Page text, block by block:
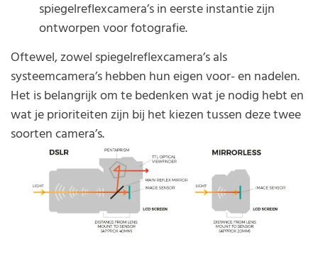
spiegelreflexcamera’s in eerste instantie zijn
ontworpen voor fotografie.
Oftewel, zowel spiegelreflexcamera’s als
systeemcamera’s hebben hun eigen voor- en nadelen.
Het is belangrijk om te bedenken wat je nodig hebt en
wat je prioriteiten zijn bij het kiezen tussen deze twee
soorten camera’s.